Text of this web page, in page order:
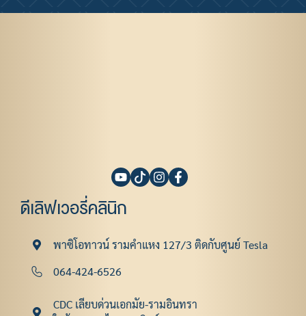
ดีเลิฟเวอรี่คลินิก
พาซิโอทาวน์ รามคําแหง 127/3 ติดกับศูนย์ Tesla
064-424-6526
CDC เลียบด่วนเอกมัย-รามอินทรา